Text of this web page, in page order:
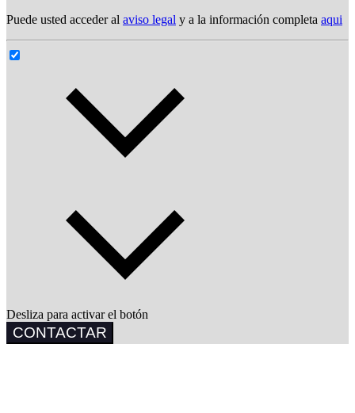
Puede usted acceder al aviso legal y a la información completa aqui
Desliza para activar el botón
CONTACTAR